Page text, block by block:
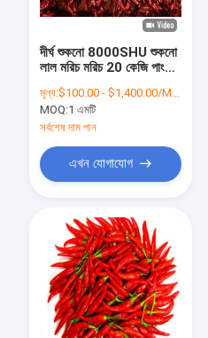
দীর্ঘ শুকনো 8000SHU শুকনো
লাল মরিচ মরিচ 20 কেজি পাংজেন্ট
মূল্য:$100.00 - $1,400.00/Metric Tons
MOQ:1 এমটি
সর্বশেষ দাম পান
এখন যোগাযোগ